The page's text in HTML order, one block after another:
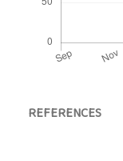
REFERENCES